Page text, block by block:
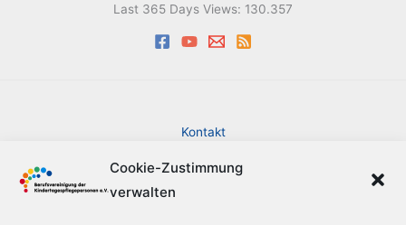
Cookie-Zustimmung
verwalten
Last 365 Days Views: 130.357
Kontakt
Datenschutzerklärung
Cookie-Richtlinie (EU)